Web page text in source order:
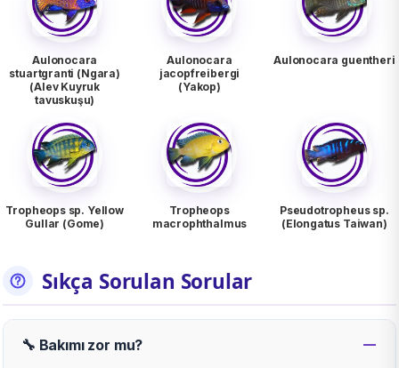
Aulonocara
stuartgranti (Ngara)
(Alev Kuyruk
tavuskuşu)
Aulonocara
jacopfreibergi
(Yakop)
Aulonocara guentheri
Tropheops sp. Yellow
Gullar (Gome)
Tropheops
macrophthalmus
Pseudotropheus sp.
(Elongatus Taiwan)
Sıkça Sorulan Sorular
🔧 Bakımı zor mu?